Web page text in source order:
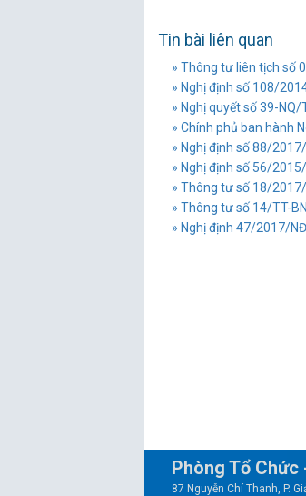
Tin bài liên quan
» Thông tư liên tịch số
» Nghị định số 108/
» Nghị quyết số 39-NQ/
» Chính phủ ban hành
» Nghị định số 88/
» Nghị định số 56/
» Thông tư số 18/2017/
» Thông tư số 14/TT-
» Nghị định 47/2017/
Phòng Tổ Chức
87 Nguyễn Chí Thanh, P.